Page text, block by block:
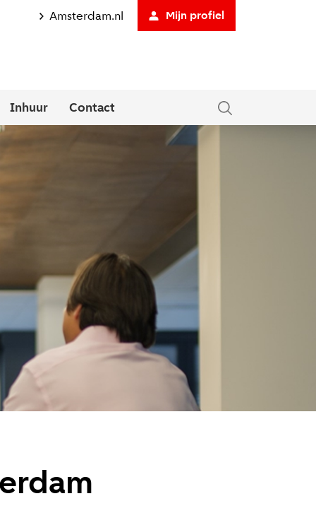
Amsterdam.nl Mijn profiel
Inhuur Contact Direct solliciteren